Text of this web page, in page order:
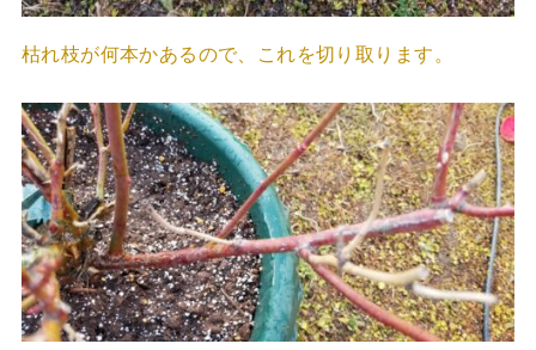
枯れ枝が何本かあるので、これを切り取ります。